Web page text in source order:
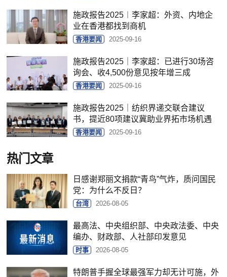
施政报告2025︱李家超：外资、内地企
业在香港都找到商机
香港要闻 2025-09-16
施政报告2025｜李家超：已进行30场咨
询会、收4,500份意见按年增三成
香港要闻 2025-09-16
施政报告2025｜纺织界递交联合建议
书，提近80项建议冀助业界拓市场机遇
香港要闻 2025-09-16
热门文章
日感谢郑丽文捐款“青鸟”气炸，质问国民
党：为什么不反日？
台湾 2026-08-05
最高法、中央组织部、中央政法委、中央
编办、财政部、人社部印发意见
时事 2026-08-05
特朗普手握全球最强军力却无计可施，外